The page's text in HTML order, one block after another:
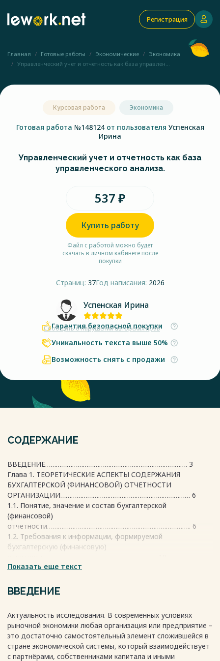
Регистрация
Главная Готовые работы Экономические
Экономика
Управленческий учет и отчетность как база управлен...
Курсовая работа Экономика
Готовая работа №148124 от пользователя Успенская
Ирина
Управленческий учет и отчетность как база
управленческого анализа.
537 ₽
Купить работу
Файл с работой можно будет
скачать в личном кабинете после
покупки
Страниц: 37Год написания: 2026
Успенская Ирина
Сообщить о нарушении авторских прав
Гарантия безопасной покупки
Уникальность текста выше 50%
Возможность снять с продажи
СОДЕРЖАНИЕ
ВВЕДЕНИЕ……………………………………………………………………. 3
Глава 1. ТЕОРЕТИЧЕСКИЕ АСПЕКТЫ СОДЕРЖАНИЯ
БУХГАЛТЕРСКОЙ (ФИНАНСОВОЙ) ОТЧЕТНОСТИ
ОРГАНИЗАЦИИ……………………………………………………………… 6
1.1. Понятие, значение и состав бухгалтерской
(финансовой)
отчетности…………………………………………………………………….. 6
1.2. Требования к информации, формируемой
бухгалтерскую (финансовую)
1.3. Нормативно-правовое регулирование бухгалтерского
отчётности……………………………………………………….
ГЛАВА 2. АНАЛИЗ БУХГАЛТЕРСКОЙ (ФИНАНСОВОЙ)
ОТЧЁТНОСТИ ОРГАНИЗАЦИИ НА ПРИМЕРЕ ООО
КОМПАНИЯ БУХГАЛТЕРСКОГО И ЮРИДИЧЕСКОГО
ОБСЛУЖИВАНИЯ БИЗНЕСА
Показать еще текст
ВВЕДЕНИЕ
Актуальность исследования. В современных условиях
рыночной экономики любая организация или предприятие –
это достаточно самостоятельный элемент сложившейся в
стране экономической системы, который взаимодействует
с партнёрами, собственниками капитала и иными